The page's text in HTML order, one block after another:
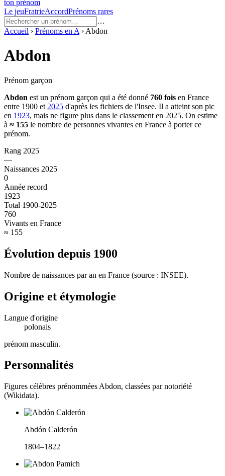
ton prénom
Le jeuFratrieAccordPrénoms rares
…
Accueil › Prénoms en A › Abdon
Abdon
Prénom garçon
Abdon est un prénom garçon qui a été donné 760 fois en France
entre 1900 et 2025 d'après les fichiers de l'Insee. Il a atteint son pic
en 1923, mais ne figure plus dans le classement en 2025. On estime
à ≈ 155 le nombre de personnes vivantes en France à porter ce
prénom.
Rang 2025
—
Naissances 2025
0
Année record
1923
Total 1900-2025
760
Vivants en France
≈ 155
Évolution depuis 1900
Nombre de naissances par an en France (source : INSEE).
Origine et étymologie
Langue d'origine
polonais
prénom masculin.
Personnalités
Figures célèbres prénommées Abdon, classées par notoriété
(Wikidata).
Abdón Calderón
1804–1822